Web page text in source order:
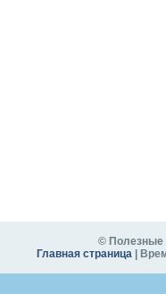
© Полезные
Главная страница |